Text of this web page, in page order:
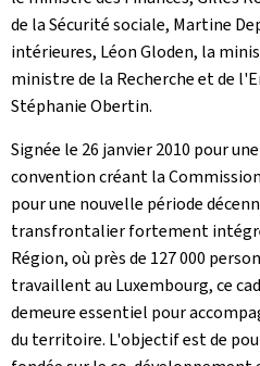
de la Sécurité sociale, Martine
intérieures, Léon Gloden, la
ministre de la Recherche et de
Stéphanie Obertin.
Signée le 26 janvier 2010 pour
convention créant la
pour une nouvelle période
transfrontalier fortement
Région, où près de 127 000
travaillent au Luxembourg, ce
demeure essentiel pour
du territoire. L'objectif est de